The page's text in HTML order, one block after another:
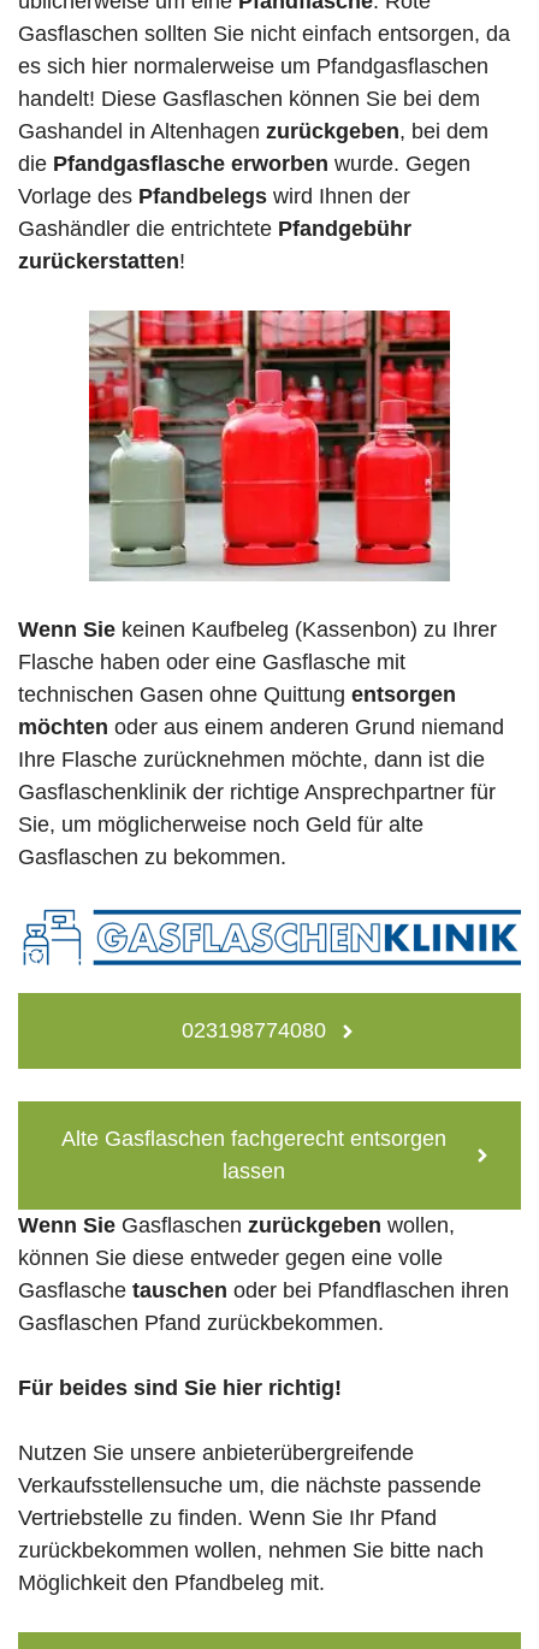
Gasflaschen sollten Sie nicht einfach entsorgen, da
es sich hier normalerweise um Pfandgasflaschen
handelt! Diese Gasflaschen können Sie bei dem
Gashandel in Altenhagen zurückgeben, bei dem
die Pfandgasflasche erworben wurde. Gegen
Vorlage des Pfandbelegs wird Ihnen der
Gashändler die entrichtete Pfandgebühr
zurückerstatten!
Wenn Sie keinen Kaufbeleg (Kassenbon) zu Ihrer
Flasche haben oder eine Gasflasche mit
technischen Gasen ohne Quittung entsorgen
möchten oder aus einem anderen Grund niemand
Ihre Flasche zurücknehmen möchte, dann ist die
Gasflaschenklinik der richtige Ansprechpartner für
Sie, um möglicherweise noch Geld für alte
Gasflaschen zu bekommen.
023198774080
Alte Gasflaschen fachgerecht entsorgen
lassen
Wenn Sie Gasflaschen zurückgeben wollen,
können Sie diese entweder gegen eine volle
Gasflasche tauschen oder bei Pfandflaschen ihren
Gasflaschen Pfand zurückbekommen.
Für beides sind Sie hier richtig!
Nutzen Sie unsere anbieterübergreifende
Verkaufsstellensuche um, die nächste passende
Vertriebstelle zu finden. Wenn Sie Ihr Pfand
zurückbekommen wollen, nehmen Sie bitte nach
Möglichkeit den Pfandbeleg mit.